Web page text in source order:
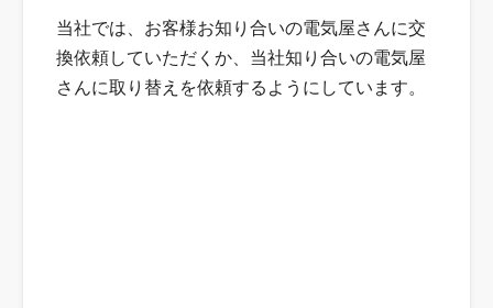
当社では、お客様お知り合いの電気屋さんに交
換依頼していただくか、当社知り合いの電気屋
さんに取り替えを依頼するようにしています。